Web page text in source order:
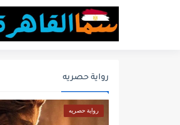
رواية حصريه
رواية حصريه